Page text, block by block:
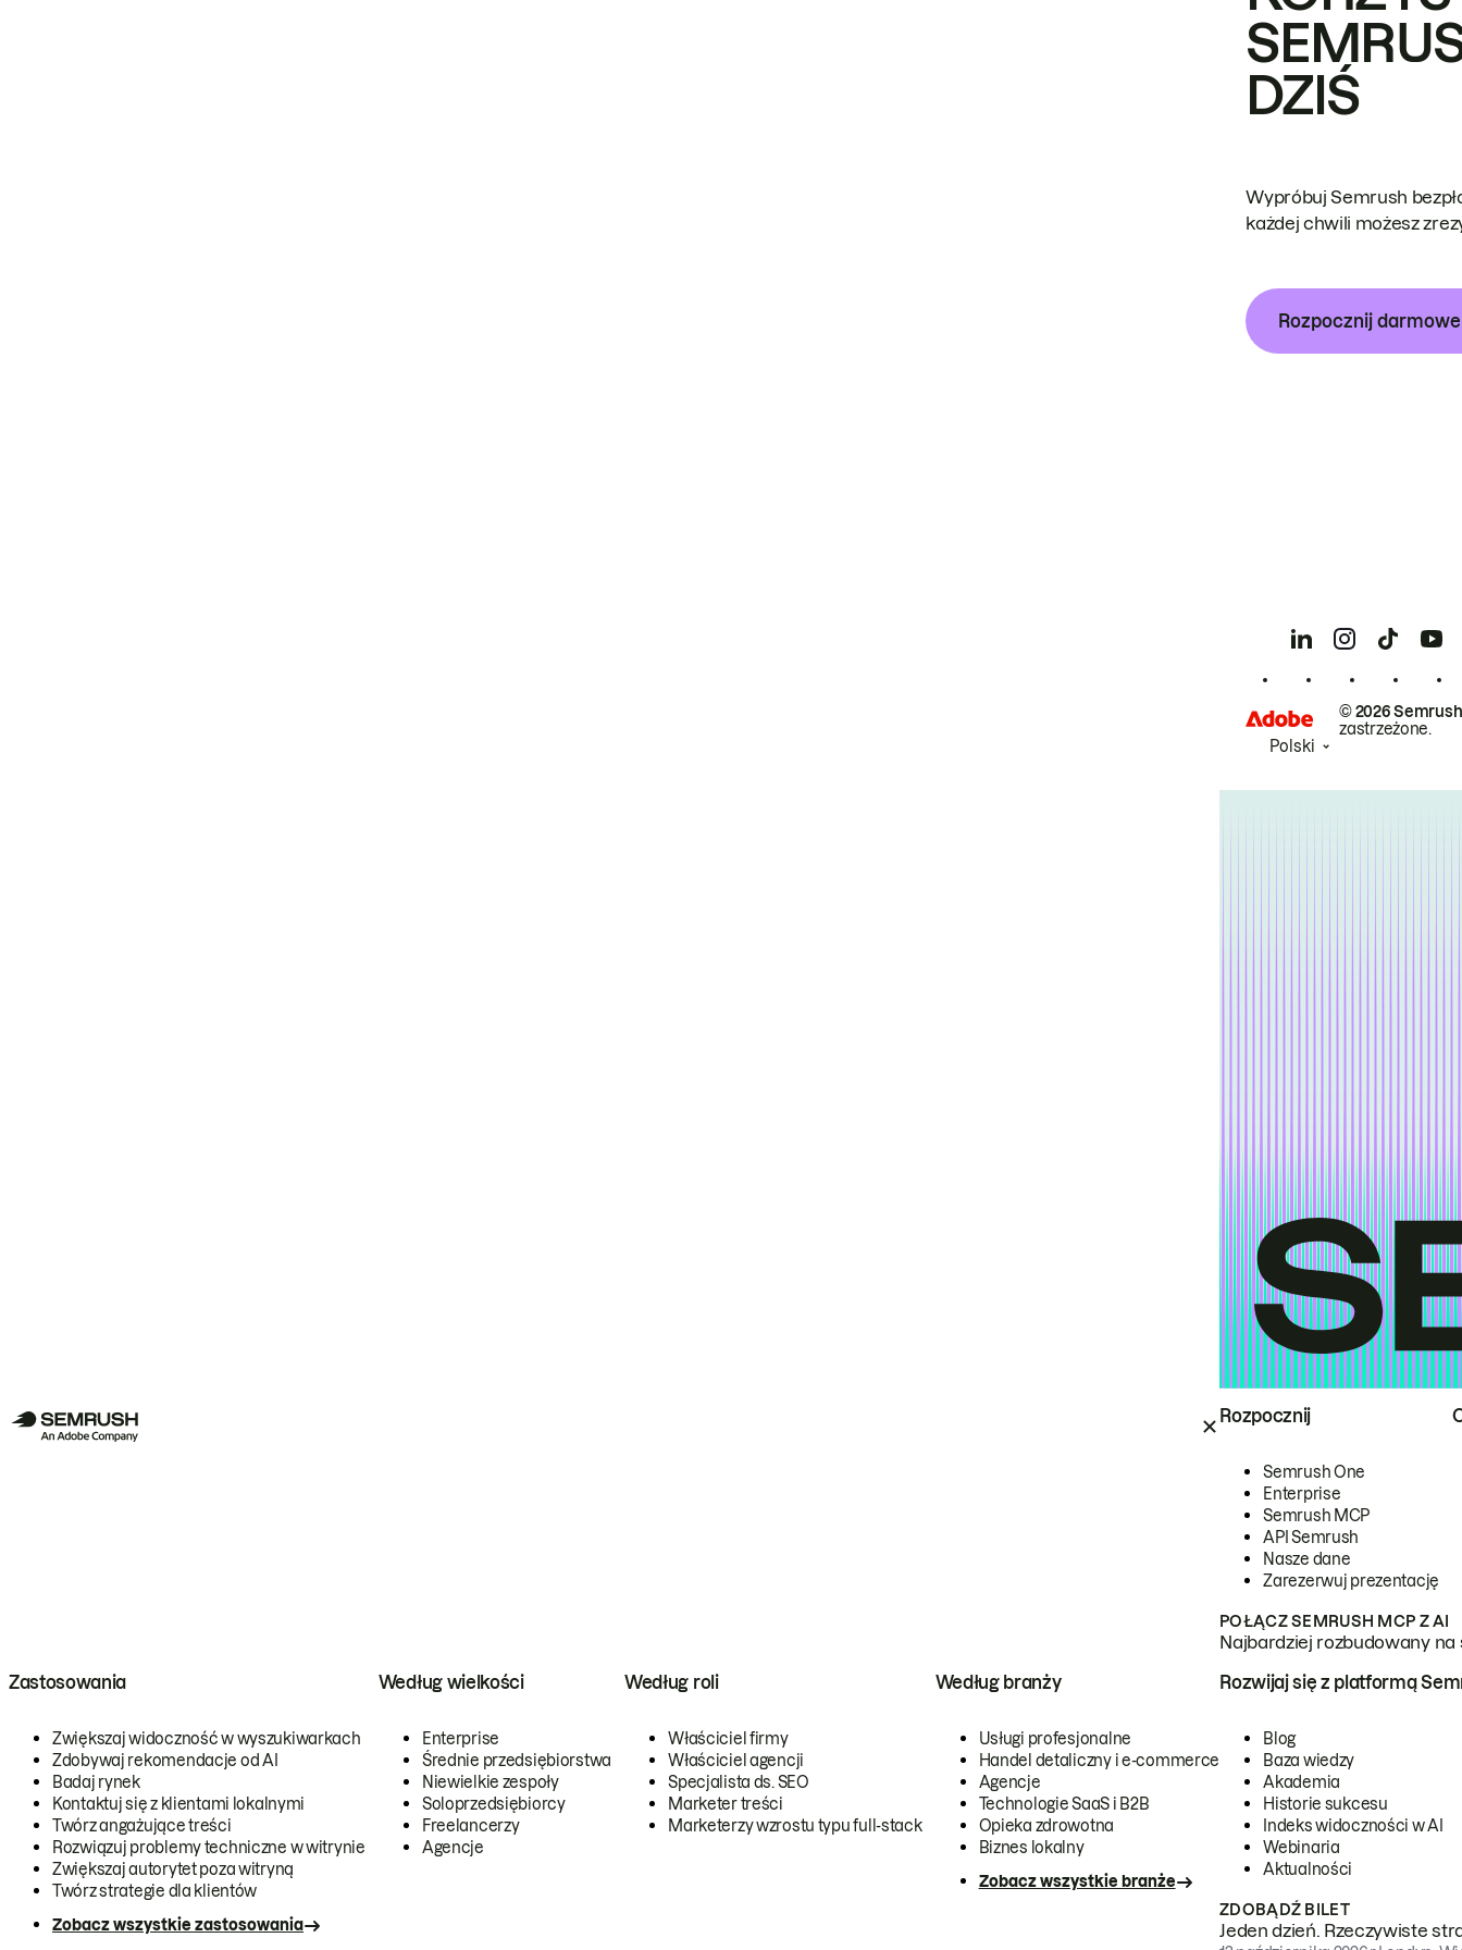
Rozpocznij
Semrush One
Enterprise
Semrush MCP
API Semrush
Nasze dane
Zarezerwuj prezentację
POŁĄCZ SEMRUSH MCP Z AI
Najbardziej rozbudowany
Zastosowania
Zwiększaj widoczność w wyszukiwarkach
Zdobywaj rekomendacje od AI
Badaj rynek
Kontaktuj się z klientami lokalnymi
Twórz angażujące treści
Rozwiązuj problemy techniczne w witrynie
Zwiększaj autorytet poza witryną
Twórz strategie dla klientów
Zobacz wszystkie zastosowania
Według wielkości
Enterprise
Średnie przedsiębiorstwa
Niewielkie zespoły
Soloprzedsiębiorcy
Freelancerzy
Agencje
Według roli
Właściciel firmy
Właściciel agencji
Specjalista ds. SEO
Marketer treści
Marketerzy wzrostu typu full-stack
Według branży
Usługi profesjonalne
Handel detaliczny i e-commerce
Agencje
Technologie SaaS i B2B
Opieka zdrowotna
Biznes lokalny
Zobacz wszystkie branże
Rozwijaj się z platformą
Blog
Baza wiedzy
Akademia
Historie sukcesu
Indeks widoczności w AI
Webinaria
Aktualności
ZDOBĄDŹ BILET
Jeden dzień. Rzeczywiste
DZIŚ
Wypróbuj Semrush
każdej chwili możesz
Rozpocznij
© 2026
zastrzeżone.
Polski